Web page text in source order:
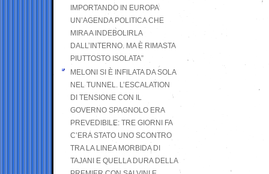
IMPORTANDO IN EUROPA
UN’AGENDA POLITICA CHE
MIRA A INDEBOLIRLA
DALL’INTERNO. MA È RIMASTA
PIUTTOSTO ISOLATA”
MELONI SI È INFILATA DA SOLA
NEL TUNNEL. L’ESCALATION
DI TENSIONE CON IL
GOVERNO SPAGNOLO ERA
PREVEDIBILE: TRE GIORNI FA
C’ERA STATO UNO SCONTRO
TRA LA LINEA MORBIDA DI
TAJANI E QUELLA DURA DELLA